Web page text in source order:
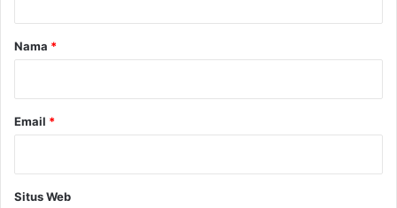
r
Nama *
Email *
Situs Web